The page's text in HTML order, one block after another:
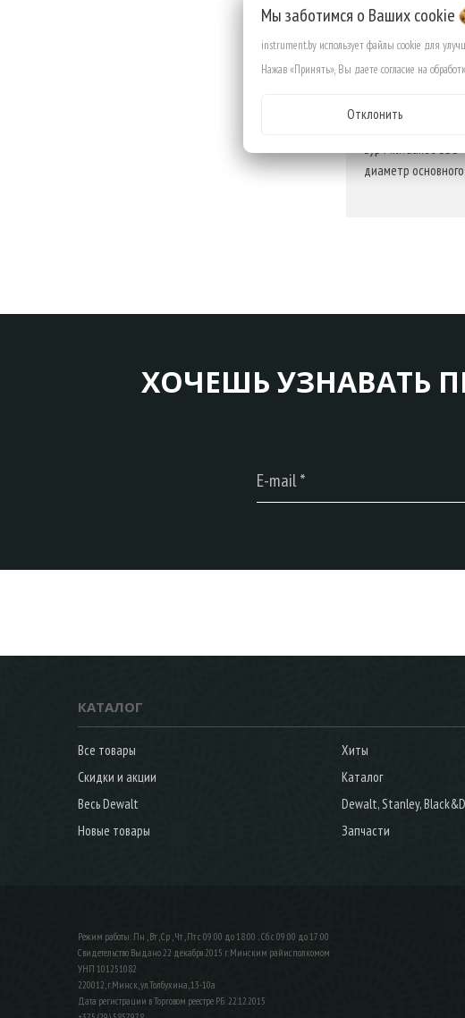
Бур Milwaukee
диаметр
ХОЧЕШЬ УЗНАВАТЬ
КАТАЛОГ
Все товары
Хиты
Скидки и акции
Каталог
Весь Dewalt
Dewalt, Stanley,
Новые товары
Запчасти
Режим работы: Пн , Вт , Ср , Чт , Пт c 09:00 до 18:00 ; Сб c 09:00 до 17:00
Свидетельство Выдано 22 декабря 2015 г. Минским райисполкомом
УНП 101251082
220012, г.Минск, ул.Толбухина, 13-10а
Дата регистрации в Торговом реестре РБ: 22.12.2015
Мы заботимся о Вашихcookie
instrument.by использует файлы cookie для
Нажав «Принять», Вы даете согласие на
Отклонить